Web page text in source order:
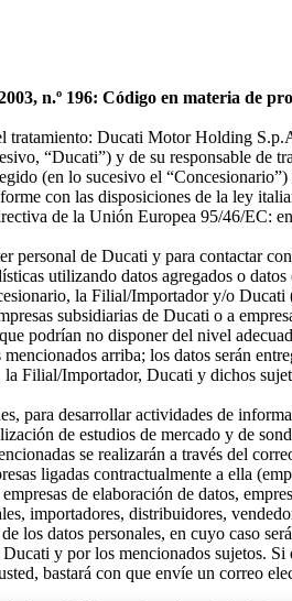
n.º 196: Código en materia de
tratamiento: Ducati Motor Holding
“Ducati”) y de su responsable de
(en lo sucesivo el
con las disposiciones de la ley
de la Unión Europea 95/46/EC:
personal de Ducati y para contactar
utilizando datos agregados o
la Filial/Importador y/o
subsidiarias de Ducati o a
podrían no disponer del nivel
arriba; los datos serán
Filial/Importador, Ducati y dichos
para desarrollar actividades de
de estudios de mercado y de
se realizarán a través del
ligadas contractualmente a ella
de elaboración de datos,
importadores, distribuidores,
datos personales, en cuyo caso
y por los mencionados sujetos.
bastará con que envíe un correo